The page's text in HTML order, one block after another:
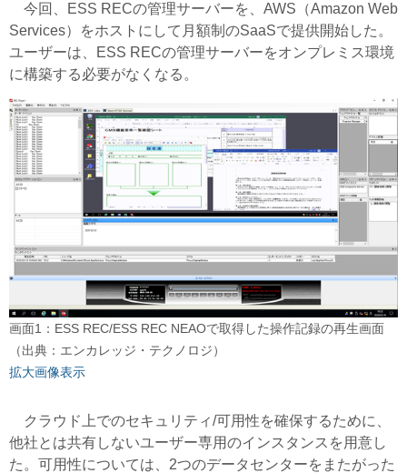
今回、ESS RECの管理サーバーを、AWS（Amazon Web
Services）をホストにして月額制のSaaSで提供開始した。
ユーザーは、ESS RECの管理サーバーをオンプレミス環境
に構築する必要がなくなる。
画面1：ESS REC/ESS REC NEAOで取得した操作記録の再生画面
（出典：エンカレッジ・テクノロジ）
拡大画像表示
クラウド上でのセキュリティ/可用性を確保するために、
他社とは共有しないユーザー専用のインスタンスを用意し
た。可用性については、2つのデータセンターをまたがった